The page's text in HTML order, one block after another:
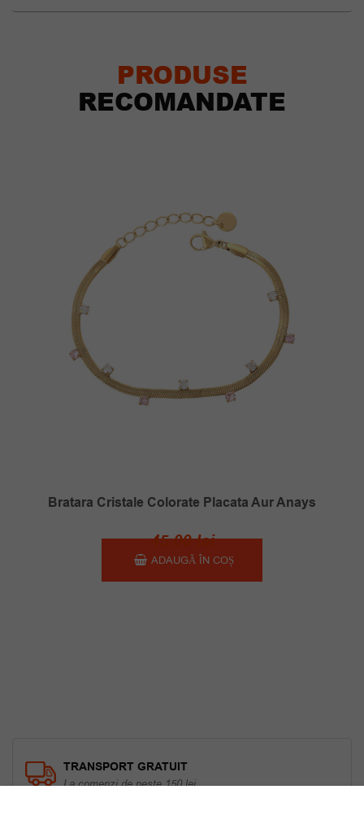
PRODUSE
RECOMANDATE
Bratara Cristale Colorate Placata Aur Anays
45.00lei
ADAUGĂ ÎN COȘ
TRANSPORT GRATUIT
La comenzi de peste 150 lei